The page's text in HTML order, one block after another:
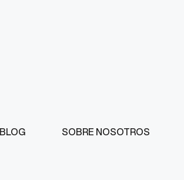
BLOG SOBRE NOSOTROS